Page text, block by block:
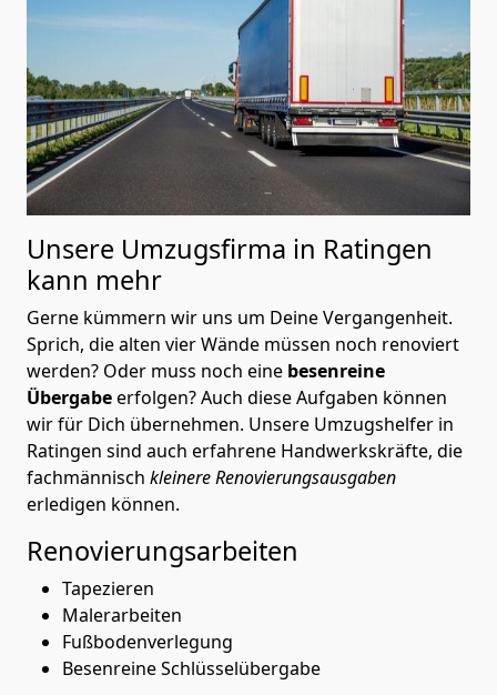
Unsere Umzugsfirma in Ratingen
kann mehr
Gerne kümmern wir uns um Deine Vergangenheit.
Sprich, die alten vier Wände müssen noch renoviert
werden? Oder muss noch eine besenreine
Übergabeerfolgen? Auch diese Aufgaben können
wir für Dich übernehmen. Unsere Umzugshelfer in
Ratingen sind auch erfahrene Handwerkskräfte, die
fachmännisch kleinere Renovierungsausgaben
erledigen können.
Renovierungsarbeiten
Tapezieren
Malerarbeiten
Fußbodenverlegung
Besenreine Schlüsselübergabe